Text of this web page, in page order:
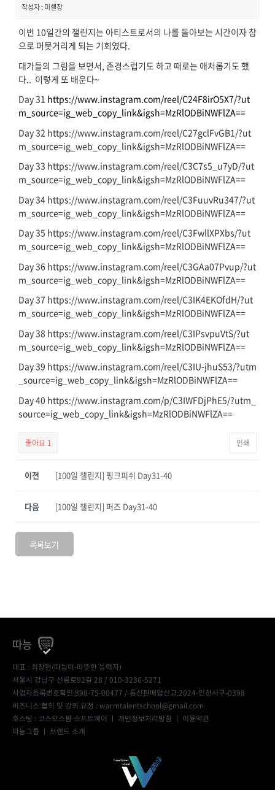
작성자 : 미셸장
이번 10일간의 챌린지는 아티스트로서의 나를 돌아보는 시간이자 참
으로 머뭇거리게 되는 기회였다.
대가들의 그림을 보면서, 존경스럽기도 하고 때로는 애처롭기도 했
다.. 이렇게 또 배운다~
Day 31 https://www.instagram.com/reel/C24F8irO5X7/?ut
m_source=ig_web_copy_link&igsh=MzRlODBiNWFlZA==
Day 32 https://www.instagram.com/reel/C27gclFvGB1/?ut
m_source=ig_web_copy_link&igsh=MzRlODBiNWFlZA==
Day 33 https://www.instagram.com/reel/C3C7s5_u7yD/?ut
m_source=ig_web_copy_link&igsh=MzRlODBiNWFlZA==
Day 34 https://www.instagram.com/reel/C3FuuvRu347/?ut
m_source=ig_web_copy_link&igsh=MzRlODBiNWFlZA==
Day 35 https://www.instagram.com/reel/C3FwllXPXbs/?ut
m_source=ig_web_copy_link&igsh=MzRlODBiNWFlZA==
Day 36 https://www.instagram.com/reel/C3GAa07Pvup/?ut
m_source=ig_web_copy_link&igsh=MzRlODBiNWFlZA==
Day 37 https://www.instagram.com/reel/C3IK4EKOfdH/?ut
m_source=ig_web_copy_link&igsh=MzRlODBiNWFlZA==
Day 38 https://www.instagram.com/reel/C3IPsvpuVtS/?ut
m_source=ig_web_copy_link&igsh=MzRlODBiNWFlZA==
Day 39 https://www.instagram.com/reel/C3IU-jhuS53/?utm
_source=ig_web_copy_link&igsh=MzRlODBiNWFlZA==
Day 40 https://www.instagram.com/p/C3IWFDjPhE5/?utm_
source=ig_web_copy_link&igsh=MzRlODBiNWFlZA==
좋아요 1 인쇄
이전 [100일 챌린지] 핑크피쉬 Day31-40
[100일 챌린지] 퍼즈 Day31-40
다음
목록보기
따능
대표 : 최창현(따능이-따뜻한 능력자)
서울시 강남구 선릉로92길 28 / 010-3236-5271
사업자등록번호확인:898-75-00477 / 통신판매업신고:2024-인천서구-0398
비즈니스 협의 및 강의 요청 : warmtalentschool@gmail.com
호스팅 : 코스모스팜 소프트웨어 ㅣ 개인정보처리방침 ㅣ 이용약관
따능그룹 ㅣ 브랜드 소개